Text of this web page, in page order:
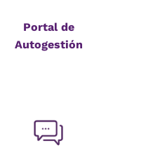
Portal de
Autogestión